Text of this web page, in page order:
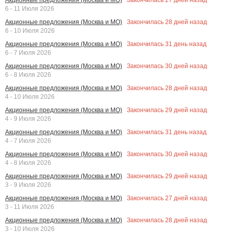
6 - 11 Июля 2026
Акционные предложения (Москва и МО)
Закончилась 28 дней назад
6 - 10 Июля 2026
Акционные предложения (Москва и МО)
Закончилась 31 день назад
6 - 7 Июля 2026
Акционные предложения (Москва и МО)
Закончилась 30 дней назад
6 - 8 Июля 2026
Акционные предложения (Москва и МО)
Закончилась 28 дней назад
4 - 10 Июля 2026
Акционные предложения (Москва и МО)
Закончилась 29 дней назад
4 - 9 Июля 2026
Акционные предложения (Москва и МО)
Закончилась 31 день назад
4 - 7 Июля 2026
Акционные предложения (Москва и МО)
Закончилась 30 дней назад
4 - 8 Июля 2026
Акционные предложения (Москва и МО)
Закончилась 29 дней назад
3 - 9 Июля 2026
Акционные предложения (Москва и МО)
Закончилась 27 дней назад
3 - 11 Июля 2026
Акционные предложения (Москва и МО)
Закончилась 28 дней назад
3 - 10 Июля 2026